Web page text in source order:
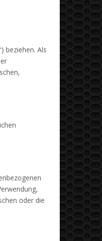
beziehen. Als
oder die